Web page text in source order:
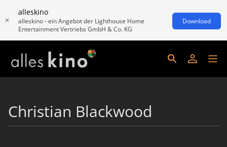
alleskino
alleskino - ein Angebot der Lighthouse Home
Entertainment Vertriebs GmbH & Co. KG
Download
Christian Blackwood